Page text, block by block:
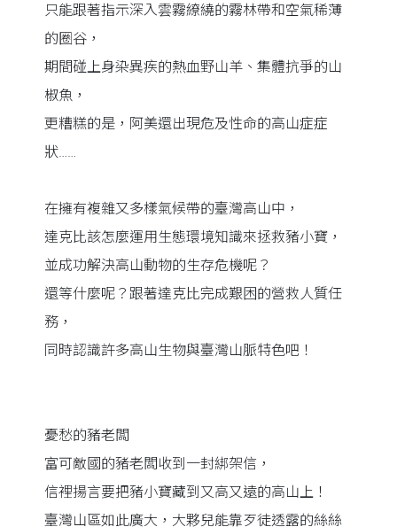
只能跟著指示深入雲霧繚繞的霧林帶和空氣稀薄
的圈谷，
期間碰上身染異疾的熱血野山羊、集體抗爭的山
椒魚，
更糟糕的是，阿美還出現危及性命的高山症症
狀……
在擁有複雜又多樣氣候帶的臺灣高山中，
達克比該怎麼運用生態環境知識來拯救豬小寶，
並成功解決高山動物的生存危機呢？
還等什麼呢？跟著達克比完成艱困的營救人質任
務，
同時認識許多高山生物與臺灣山脈特色吧！
憂愁的豬老闆
富可敵國的豬老闆收到一封綁架信，
信裡揚言要把豬小寶藏到又高又遠的高山上！
臺灣山區如此廣大，大夥兒能靠歹徒透露的絲絲